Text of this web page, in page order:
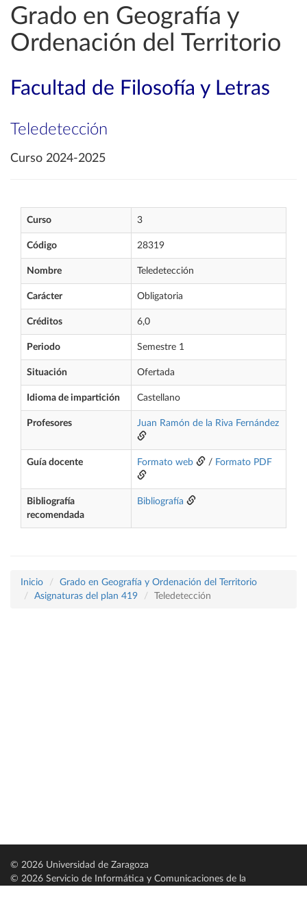
Grado en Geografía y
Ordenación del Territorio
Facultad de Filosofía y Letras
Teledetección
Curso 2024-2025
Curso 3
Código 28319
Nombre Teledetección
Carácter Obligatoria
Créditos 6,0
Periodo Semestre 1
Situación Ofertada
Idioma de impartición Castellano
Profesores Juan Ramón de la Riva Fernández
Guía docente Formato web / Formato PDF
Bibliografía
recomendada
Bibliografía
Inicio
Grado en Geografía y Ordenación del Territorio
Asignaturas del plan 419
Teledetección
© 2026 Universidad de Zaragoza
© 2026 Servicio de Informática y Comunicaciones de la